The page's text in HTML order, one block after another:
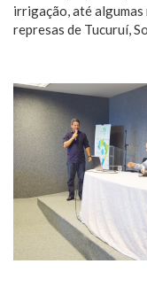
irrigação, até
represas de Tucuruí,